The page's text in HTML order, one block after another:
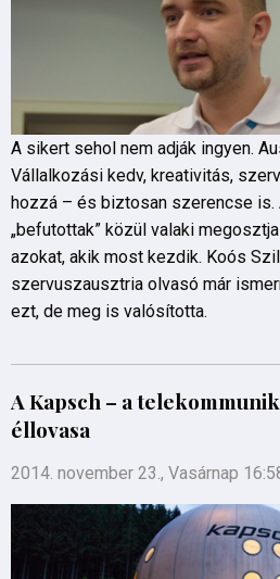
A sikert sehol nem adják ingyen.
Vállalkozási kedv, kreativitás,
hozzá – és biztosan szerencse is.
„befutottak” közül valaki
azokat, akik most kezdik. Koós
szervuszausztria olvasó már
ezt, de meg is valósította.
A Kapsch – a
éllovasa
2014. november 23., Vasárnap